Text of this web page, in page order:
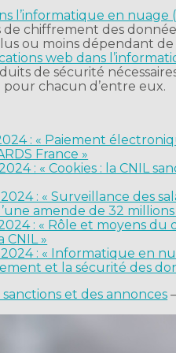
l’informatique en
chiffrement des
ou moins dépendant de
web dans
de sécurité
chacun d’entre eux.
: « Paiement
France »
: « Cookies : la CNIL
: « Surveillance des
amende de 32 millions
: « Rôle et moyens
CNIL »
: « Informatique en
et la sécurité des
et des annonces